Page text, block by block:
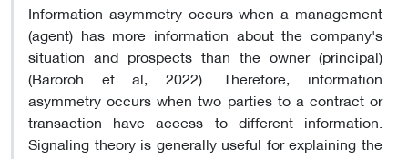
Information asymmetry occurs when a management
(agent) has more information about the company's
situation and prospects than the owner (principal)
(Baroroh et al, 2022). Therefore, information
asymmetry occurs when two parties to a contract or
transaction have access to different information.
Signaling theory is generally useful for explaining the